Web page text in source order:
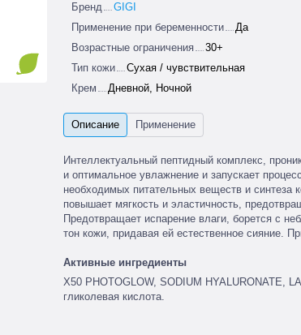
Бренд
GIGI
Применение при беременности
Да
Возрастные ограничения
30+
Тип кожи
Сухая / чувствительная
Крем
Дневной, Ночной
Интеллектуальный пептидный комплекс,
и оптимальное увлажнение и запускает
необходимых питательных веществ и синтеза
повышает мягкость и эластичность,
Предотвращает испарение влаги, борется с
тон кожи, придавая ей естественное сияние.
Активные ингредиенты
X50 PHOTOGLOW, SODIUM HYALURONATE,
гликолевая кислота.